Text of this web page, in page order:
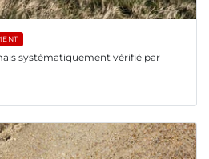
systématiquement vérifié par